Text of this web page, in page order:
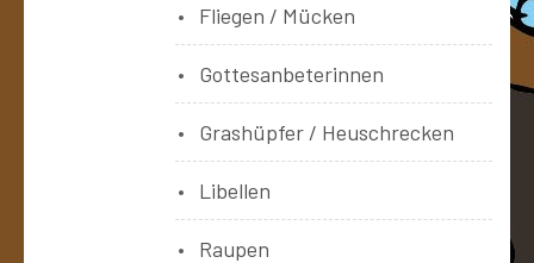
Fliegen / Mücken
Gottesanbeterinnen
Grashüpfer / Heuschrecken
Libellen
Raupen